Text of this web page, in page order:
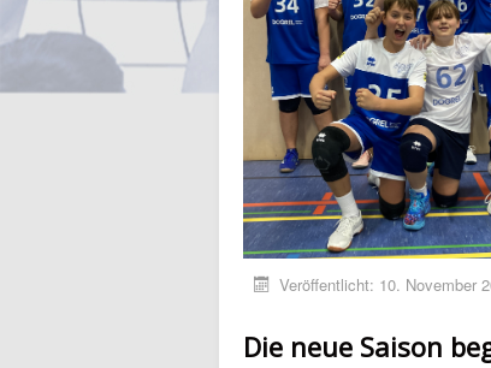
Veröffentlicht: 10. November
Die neue Saison